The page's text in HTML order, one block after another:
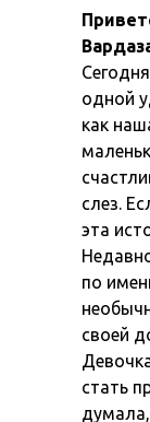
одной
как
слез.
эта
по
своей
стать